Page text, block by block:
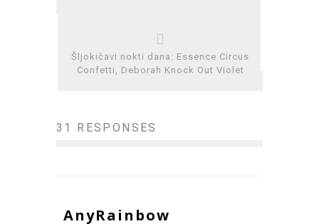
Šljokičavi nokti dana: Essence Circus
Confetti, Deborah Knock Out Violet
31 RESPONSES
AnyRainbow